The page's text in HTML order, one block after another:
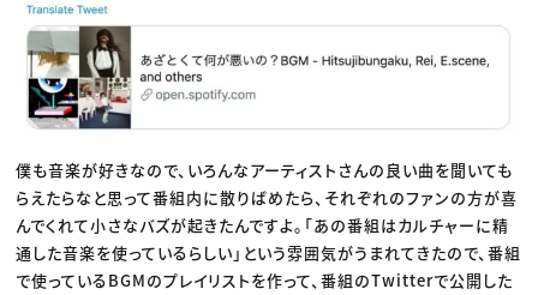
僕も音楽が好きなので、いろんなアーティストさんの良い曲を聞いても
らえたらなと思って番組内に散りばめたら、それぞれのファンの方が喜
んでくれて小さなバズが起きたんですよ。「あの番組はカルチャーに精
通した音楽を使っているらしい」という雰囲気がうまれてきたので、番組
で使っているBGMのプレイリストを作って、番組のTwitterで公開した